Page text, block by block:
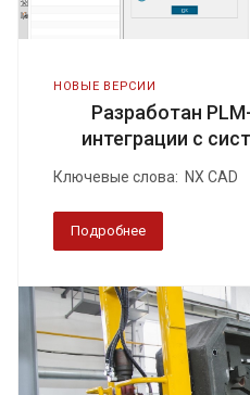
НОВЫЕ ВЕРСИИ
Разработан
интеграции с
Ключевые слова: NX CAD
Подробнее